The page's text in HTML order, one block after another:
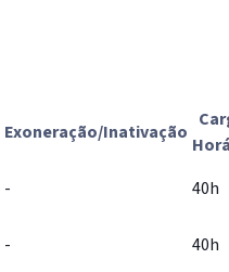
Exoneração/Inativação
- 40h
- 40h